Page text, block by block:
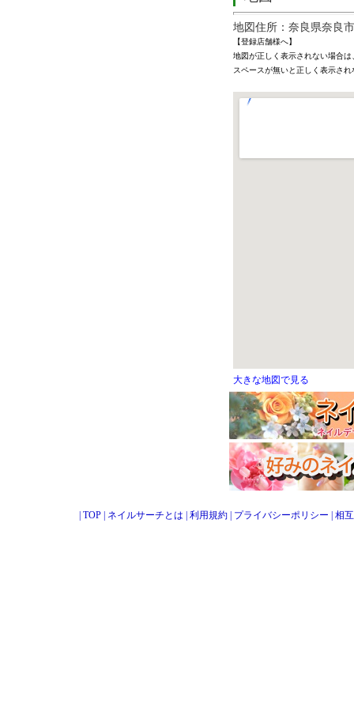
地図住所：奈良県奈良
【登録店舗様へ】
地図が正しく表示されない場合
スペースが無いと正しく表示さ
大きな地図で見る
TOP ネイルサーチとは 利用規約 プライバシーポリシー 相